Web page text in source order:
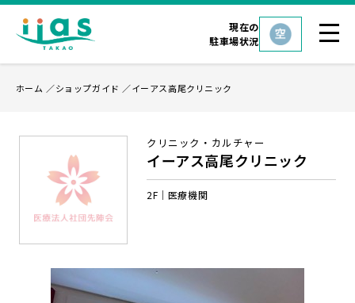
現在の
駐車場状況
ホーム ショップガイド イーアス高尾クリニック
クリニック・カルチャー
イーアス高尾クリニック
2F 医療機関